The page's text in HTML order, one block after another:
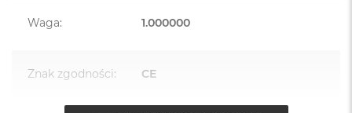
Waga: 1.000000
Znak zgodności: CE